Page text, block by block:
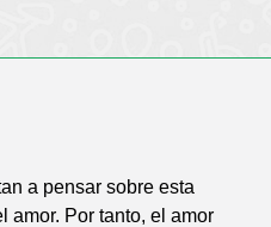
a pensar sobre esta
amor. Por tanto, el amor